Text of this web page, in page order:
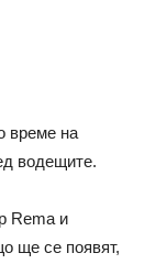
време на
водещите.
Rema и
ще се появят,